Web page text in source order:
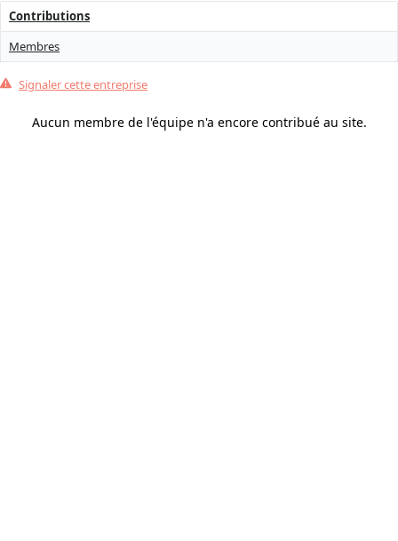
Contributions
Membres
Signaler cette entreprise
Aucun membre de l'équipe n'a encore contribué au site.